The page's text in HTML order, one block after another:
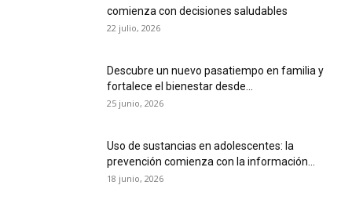
comienza con decisiones saludables
22 julio, 2026
Descubre un nuevo pasatiempo en familia y
fortalece el bienestar desde...
25 junio, 2026
Uso de sustancias en adolescentes: la
prevención comienza con la información...
18 junio, 2026